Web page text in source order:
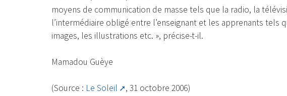
moyens de communication de masse tels que la radio, la
l’intermédiaire obligé entre l’enseignant et les apprenants tels
images, les illustrations etc. », précise-t-il.
Mamadou Guèye
(Source : Le Soleil , 31 octobre 2006)